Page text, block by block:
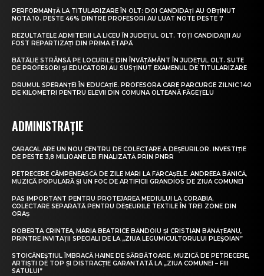
PERFORMANȚĂ LA TITULARIZARE ÎN OLT: DOI CANDIDAȚI AU OBȚINUT
NOTA 10. PESTE 46% DINTRE PROFESORI AU LUAT NOTE PESTE 7
REZULTATELE ADMITERII LA LICEU ÎN JUDEȚUL OLT. TOȚI CANDIDAȚII AU
FOST REPARTIZAȚI DIN PRIMA ETAPĂ
BĂTĂLIE STRÂNSĂ PE LOCURILE DIN ÎNVĂȚĂMÂNT ÎN JUDEȚUL OLT. SUTE
DE PROFESORI ȘI EDUCATORI AU SUSȚINUT EXAMENUL DE TITULARIZARE
DRUMUL SPERANȚEI ÎN EDUCAȚIE. PROFESORA CARE PARCURGE ZILNIC 140
DE KILOMETRI PENTRU ELEVII DIN COMUNA OLTEANĂ FĂGEȚELU
ADMINISTRAȚIE
CARACAL ARE UN NOU CENTRU DE COLECTARE A DEȘEURILOR. INVESTIȚIE
DE PESTE 3,8 MILIOANE LEI FINALIZATĂ PRIN PNRR
PETRECERE CÂMPENEASCĂ DE ZILE MARI LA FĂRCAȘELE. ANDREEA BĂNICĂ,
MUZICĂ POPULARĂ ȘI UN FOC DE ARTIFICII GRANDIOS DE ZIUA COMUNEI
PAS IMPORTANT PENTRU PROTEJAREA MEDIULUI LA CORABIA.
COLECTARE SEPARATĂ PENTRU DEȘEURILE TEXTILE ÎN TREI ZONE DIN
ORAȘ
ROBERTA CRINTEA, MARIA BEATRICE BĂNDOIU ȘI CRISTIAN BĂNĂȚEANU,
PRINTRE INVITAȚII SPECIALI DE LA „ZIUA LEGUMICULTORULUI PLEȘOIAN”
STOICĂNEȘTIUL ÎMBRACĂ HAINE DE SĂRBĂTOARE. MUZICĂ DE PETRECERE,
ARTIȘTI DE TOP ȘI DISTRACȚIE GARANTATĂ LA „ZIUA COMUNEI – FIII
SATULUI”